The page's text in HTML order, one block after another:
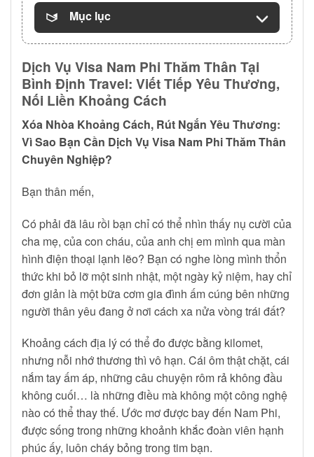
Mục lục
Dịch Vụ Visa Nam Phi Thăm Thân Tại
Bình Định Travel: Viết Tiếp Yêu Thương,
Nối Liền Khoảng Cách
Xóa Nhòa Khoảng Cách, Rút Ngắn Yêu Thương:
Vì Sao Bạn Cần Dịch Vụ Visa Nam Phi Thăm Thân
Chuyên Nghiệp?
Bạn thân mến,
Có phải đã lâu rồi bạn chỉ có thể nhìn thấy nụ cười của
cha mẹ, của con cháu, của anh chị em mình qua màn
hình điện thoại lạnh lẽo? Bạn có nghe lòng mình thổn
thức khi bỏ lỡ một sinh nhật, một ngày kỷ niệm, hay chỉ
đơn giản là một bữa cơm gia đình ấm cúng bên những
người thân yêu đang ở nơi cách xa nửa vòng trái đất?
Khoảng cách địa lý có thể đo được bằng kilomet,
nhưng nỗi nhớ thương thì vô hạn. Cái ôm thật chặt, cái
nắm tay ấm áp, những câu chuyện rôm rả không đầu
không cuối… là những điều mà không một công nghệ
nào có thể thay thế. Ước mơ được bay đến Nam Phi,
được sống trong những khoảnh khắc đoàn viên hạnh
phúc ấy, luôn cháy bỏng trong tim bạn.